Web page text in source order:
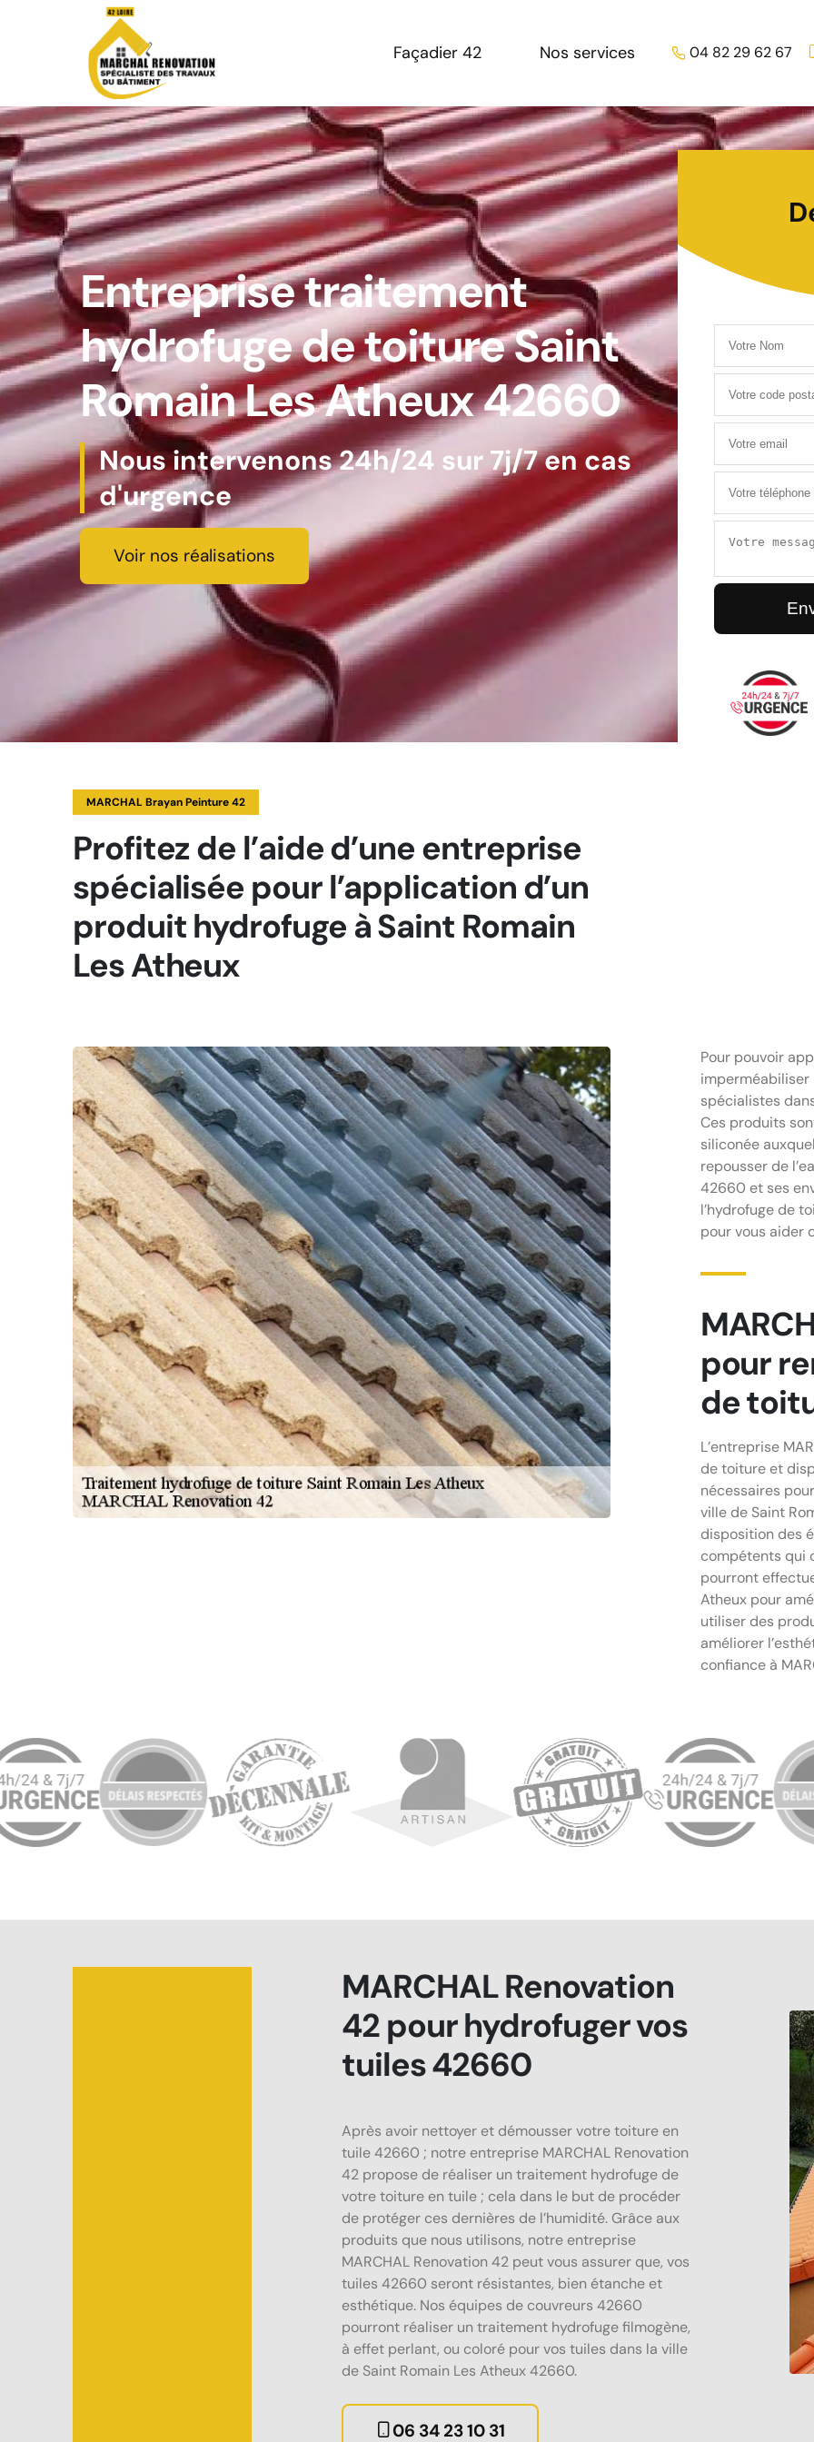
Façadier 42 Nos services 04 82 29 62 67
Entreprise traitement
hydrofuge de toiture Saint
Romain Les Atheux 42660
Nous intervenons 24h/24 sur 7j/7 en cas
d'urgence
Voir nos réalisations
MARCHAL Brayan Peinture 42
Profitez de l’aide d’une entreprise
spécialisée pour l’application d’un
produit hydrofuge à Saint Romain
Les Atheux
Pour pouvoir
imperméabiliser
spécialistes
Ces produits
siliconée
repousser de
42660 et ses
l’hydrofuge de
pour vous aider
pour
de
L’entreprise
de toiture et
nécessaires
ville de Saint
disposition des
compétents qui
pourront
Atheux pour
utiliser des
améliorer
confiance à
MARCHAL Renovation
42 pour hydrofuger vos
tuiles 42660
Après avoir nettoyer et démousser votre toiture en
tuile 42660 ; notre entreprise MARCHAL Renovation
42 propose de réaliser un traitement hydrofuge de
votre toiture en tuile ; cela dans le but de procéder
de protéger ces dernières de l’humidité. Grâce aux
produits que nous utilisons, notre entreprise
MARCHAL Renovation 42 peut vous assurer que, vos
tuiles 42660 seront résistantes, bien étanche et
esthétique. Nos équipes de couvreurs 42660
pourront réaliser un traitement hydrofuge filmogène,
à effet perlant, ou coloré pour vos tuiles dans la ville
de Saint Romain Les Atheux 42660.
06 34 23 10 31